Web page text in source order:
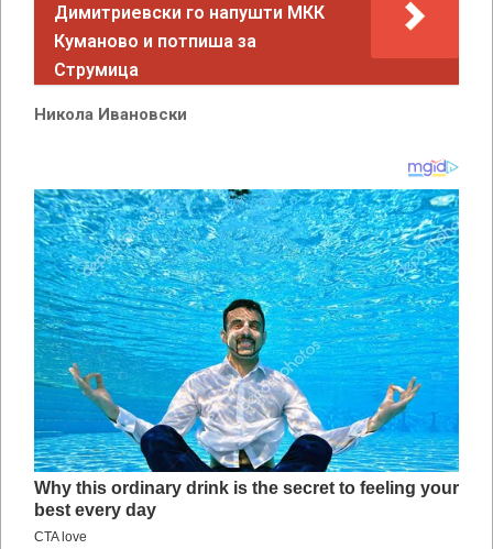
Димитриевски го напушти МКК
Куманово и потпиша за
Струмица
Никола Ивановски